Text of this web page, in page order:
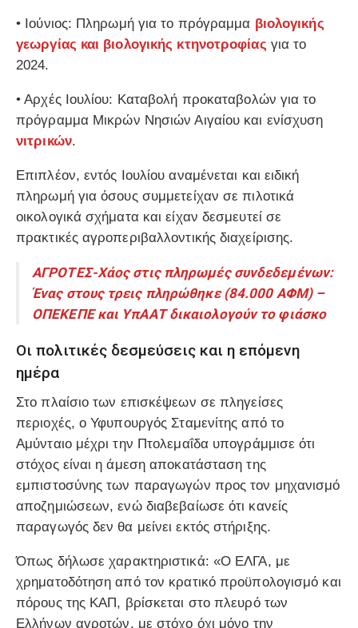
• Ιούνιος: Πληρωμή για το πρόγραμμα βιολογικής
γεωργίας και βιολογικής κτηνοτροφίας για το
2024.
• Αρχές Ιουλίου: Καταβολή προκαταβολών για το
πρόγραμμα Μικρών Νησιών Αιγαίου και ενίσχυση
νιτρικών.
Επιπλέον, εντός Ιουλίου αναμένεται και ειδική
πληρωμή για όσους συμμετείχαν σε πιλοτικά
οικολογικά σχήματα και είχαν δεσμευτεί σε
πρακτικές αγροπεριβαλλοντικής διαχείρισης.
ΑΓΡΟΤΕΣ-Χάος στις πληρωμές συνδεδεμένων:
Ένας στους τρεις πληρώθηκε (84.000 ΑΦΜ) –
ΟΠΕΚΕΠΕ και ΥπΑΑΤ δικαιολογούν το φιάσκο
Οι πολιτικές δεσμεύσεις και η επόμενη
ημέρα
Στο πλαίσιο των επισκέψεων σε πληγείσες
περιοχές, ο Υφυπουργός Σταμενίτης από το
Αμύνταιο μέχρι την Πτολεμαΐδα υπογράμμισε ότι
στόχος είναι η άμεση αποκατάσταση της
εμπιστοσύνης των παραγωγών προς τον μηχανισμό
αποζημιώσεων, ενώ διαβεβαίωσε ότι κανείς
παραγωγός δεν θα μείνει εκτός στήριξης.
Όπως δήλωσε χαρακτηριστικά: «Ο ΕΛΓΑ, με
χρηματοδότηση από τον κρατικό προϋπολογισμό και
πόρους της ΚΑΠ, βρίσκεται στο πλευρό των
Ελλήνων αγροτών, με στόχο όχι μόνο την